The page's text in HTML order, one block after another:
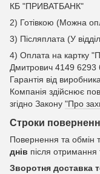
КБ "ПРИВАТБАНК"
2) Готівкою (Можна
3) Післяплата (У
4) Оплата на картку
Дмитрович 4149 6293
Гарантія від
Компанія здійснює
згідно Закону "Про
Строки
Повернення та обмін
днів після отримання
Зворотня доставка